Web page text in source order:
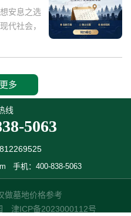
安息之选
代社会，
变化。越
多
线
5063
手机：400-838-5063
做墓地价格参考
津ICP备2023000112号